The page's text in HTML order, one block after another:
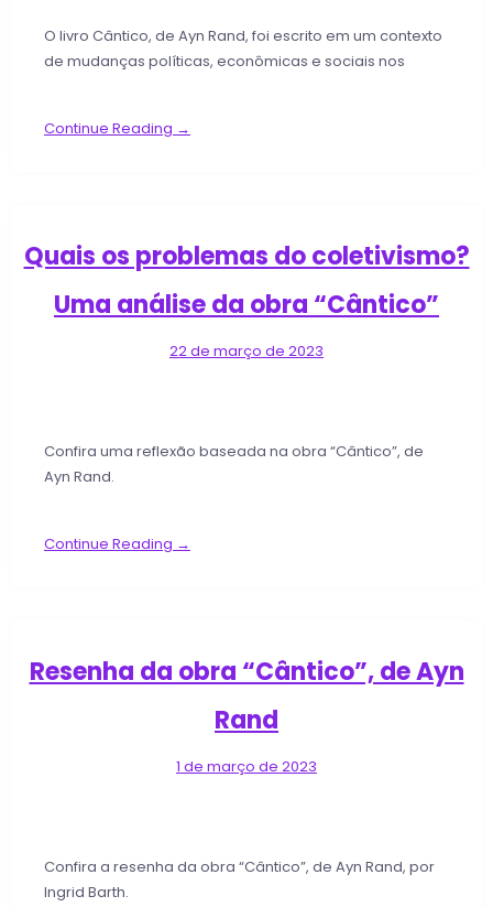
O livro Cântico, de Ayn Rand, foi escrito em um contexto
de mudanças políticas, econômicas e sociais nos
Continue Reading →
Quais os problemas do coletivismo?
Uma análise da obra “Cântico”
22 de março de 2023
Confira uma reflexão baseada na obra “Cântico”, de
Ayn Rand.
Continue Reading →
Resenha da obra “Cântico”, de Ayn
Rand
1 de março de 2023
Confira a resenha da obra “Cântico”, de Ayn Rand, por
Ingrid Barth.